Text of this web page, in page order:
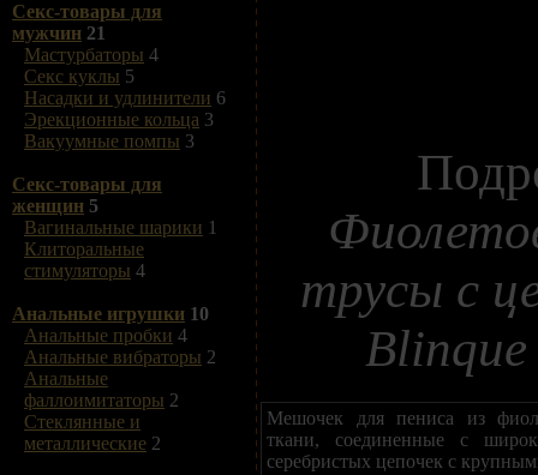
Секс-товары для
мужчин 21
Мастурбаторы 4
Секс куклы 5
Насадки и удлинители 6
Эрекционные кольца 3
Вакуумные помпы 3
Секс-товары для
женщин 5
Вагинальные шарики 1
Клиторальные
стимуляторы 4
Анальные игрушки 10
Анальные пробки 4
Анальные вибраторы 2
Анальные
фаллоимитаторы 2
Стеклянные и
металлические 2
трусы с
Мешочек для пениса из
ткани, соединенные с
серебристых цепочек с